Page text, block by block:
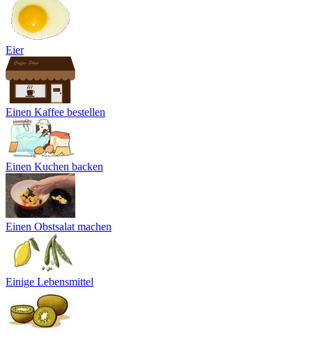
Eier
Einen Kaffee bestellen
Einen Kuchen backen
Einen Obstsalat machen
Einige Lebensmittel